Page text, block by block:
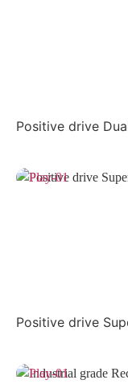
Positive drive
Positive drive